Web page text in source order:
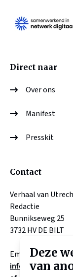
Direct naar
Over ons
Manifest
Presskit
Contact
Verhaal van
Redactie
Bunnikseweg 25
3732 HV DE BILT
Email:Deze
van